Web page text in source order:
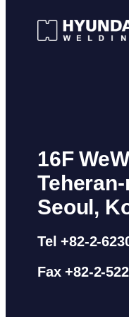
16F
Seoul,
Tel +82-2-
Fax +82-2-